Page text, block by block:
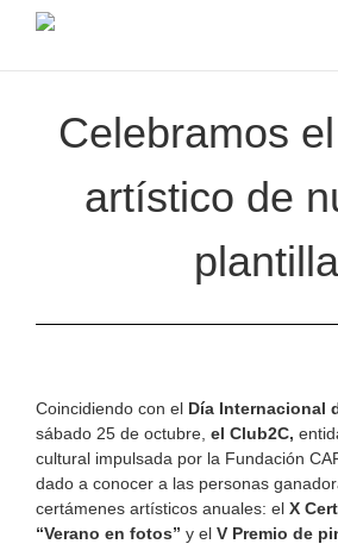
Celebramos
artístico de
plantilla
Coincidiendo con el Día Internacional
sábado 25 de octubre, el Club2C,
cultural impulsada por la Fundación
dado a conocer a las personas
certámenes artísticos anuales: el X
“Verano en fotos” y el V Premio de